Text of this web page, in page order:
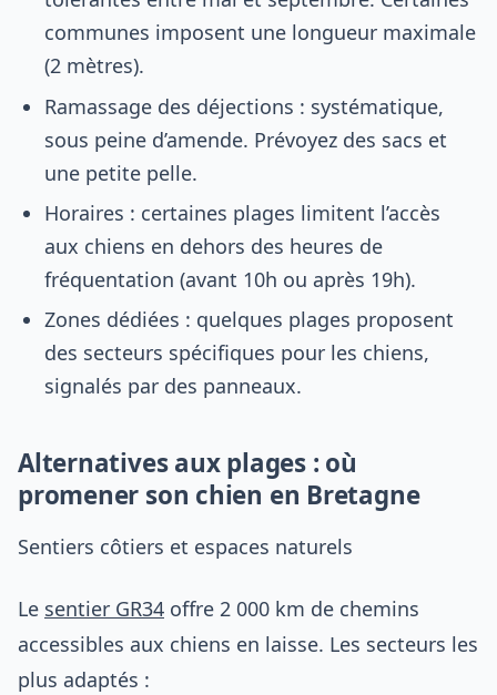
communes imposent une longueur maximale
(2 mètres).
Ramassage des déjections : systématique,
sous peine d’amende. Prévoyez des sacs et
une petite pelle.
Horaires : certaines plages limitent l’accès
aux chiens en dehors des heures de
fréquentation (avant 10h ou après 19h).
Zones dédiées : quelques plages proposent
des secteurs spécifiques pour les chiens,
signalés par des panneaux.
Alternatives aux plages : où
promener son chien en Bretagne
Sentiers côtiers et espaces naturels
Le sentier GR34 offre 2 000 km de chemins
accessibles aux chiens en laisse. Les secteurs les
plus adaptés :